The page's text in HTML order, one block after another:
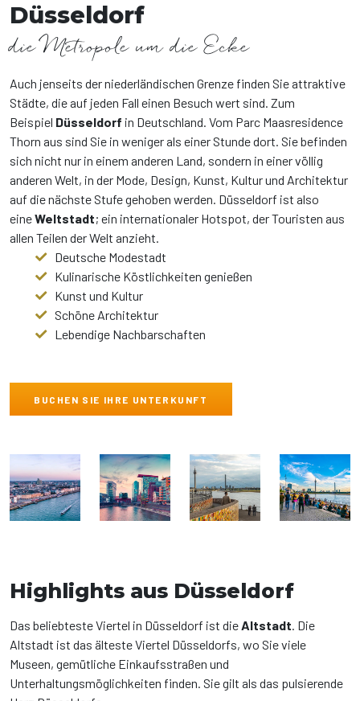
Düsseldorf
die Metropole um die Ecke
Auch jenseits der niederländischen Grenze finden Sie attraktive
Städte, die auf jeden Fall einen Besuch wert sind. Zum
Beispiel Düsseldorf in Deutschland. Vom Parc Maasresidence
Thorn aus sind Sie in weniger als einer Stunde dort. Sie befinden
sich nicht nur in einem anderen Land, sondern in einer völlig
anderen Welt, in der Mode, Design, Kunst, Kultur und Architektur
auf die nächste Stufe gehoben werden. Düsseldorf ist also
eineWeltstadt; ein internationaler Hotspot, der Touristen aus
allen Teilen der Welt anzieht.
Deutsche Modestadt
Kulinarische Köstlichkeiten genießen
Kunst und Kultur
Schöne Architektur
Lebendige Nachbarschaften
BUCHEN SIE IHRE UNTERKUNFT
Highlights aus Düsseldorf
Das beliebteste Viertel in Düsseldorf ist die Altstadt . Die
Altstadt ist das älteste Viertel Düsseldorfs, wo Sie viele
Museen, gemütliche Einkaufsstraßen und
Unterhaltungsmöglichkeiten finden. Sie gilt als das pulsierende